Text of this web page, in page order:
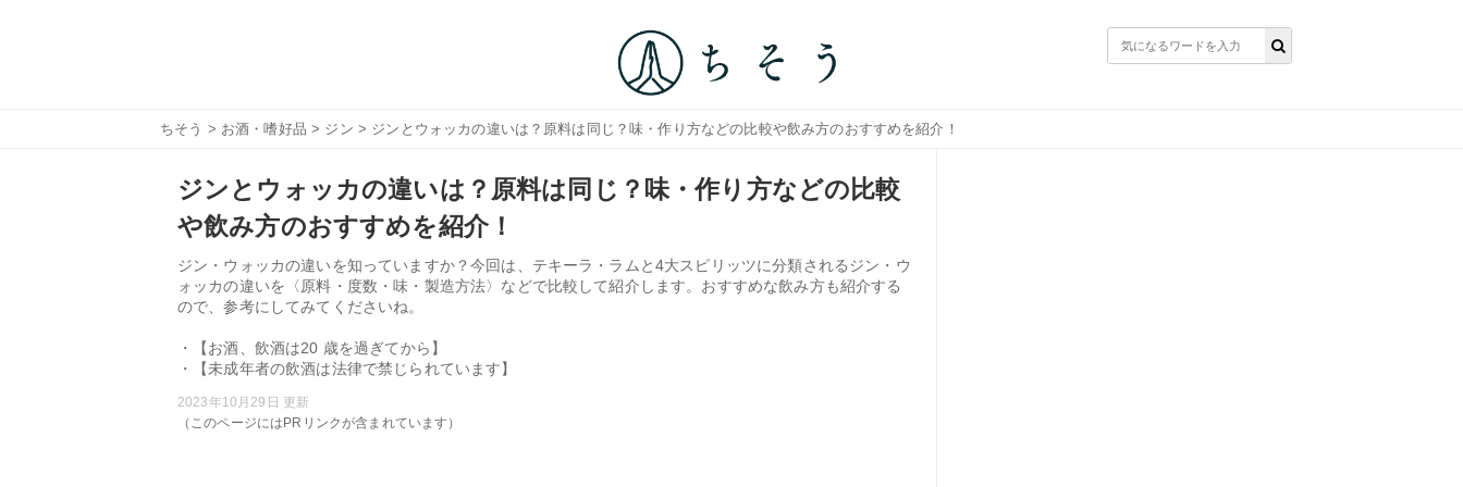
ちそう > お酒・嗜好品 > ジン > ジンとウォッカの違いは？原料は同じ？味・作り方などの比較や飲み方のおすすめを紹介！
ジンとウォッカの違いは？原料は同じ？味・作り方などの比較
や飲み方のおすすめを紹介！
ジン・ウォッカの違いを知っていますか？今回は、テキーラ・ラムと4大スピリッツに分類されるジン・ウ
ォッカの違いを〈原料・度数・味・製造方法〉などで比較して紹介します。おすすめな飲み方も紹介する
ので、参考にしてみてくださいね。
・【お酒、飲酒は20 歳を過ぎてから】
・【未成年者の飲酒は法律で禁じられています】
2023年10月29日 更新
（このページにはPRリンクが含まれています）